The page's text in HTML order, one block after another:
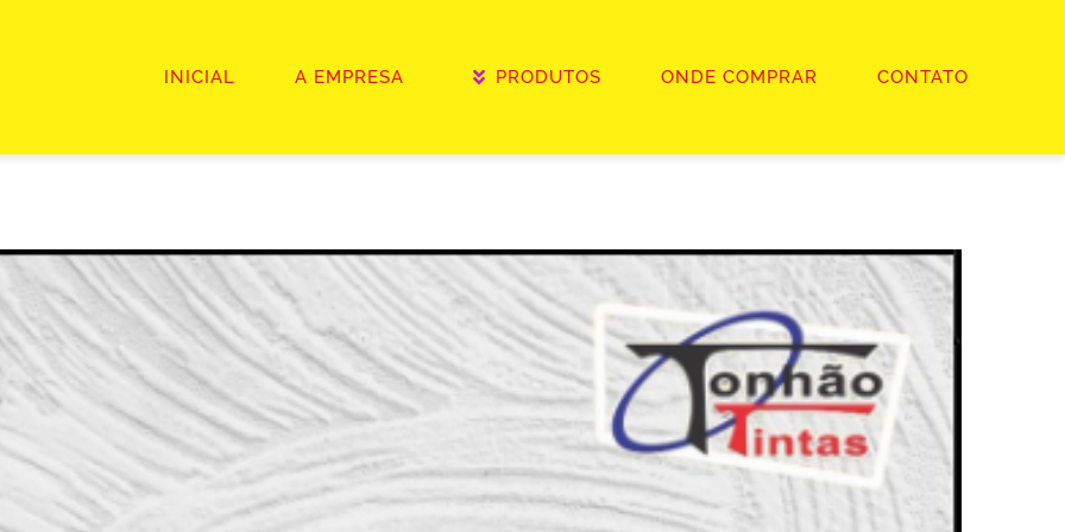
INICIAL A EMPRESA PRODUTOS ONDE COMPRAR CONTATO